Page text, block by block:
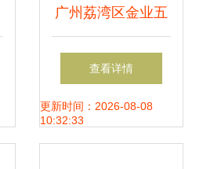
广州荔湾区金业五
金机械厂分切机产
品列表及五金零售
查看详情
更新时间：2026-08-08
10:32:33